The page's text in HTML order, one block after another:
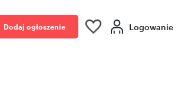
Dodaj ogłoszenie Logowanie